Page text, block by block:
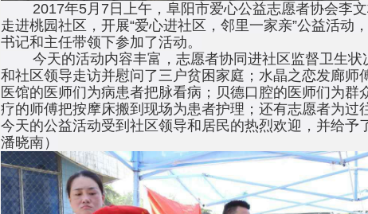
2017年5月7日上午，阜阳市爱心公益志愿者协会李文
走进桃园社区，开展“爱心进社区，邻里一家亲”公益活动
书记和主任带领下参加了活动。
今天的活动内容丰富，志愿者协同进社区监督卫生状
和社区领导走访并慰问了三户贫困家庭；水晶之恋发廊师
医馆的医师们为病患者把脉看病；贝德口腔的医师们为群
疗的师傅把按摩床搬到现场为患者护理；还有志愿者为过
今天的公益活动受到社区领导和居民的热烈欢迎，并给予
潘晓南）